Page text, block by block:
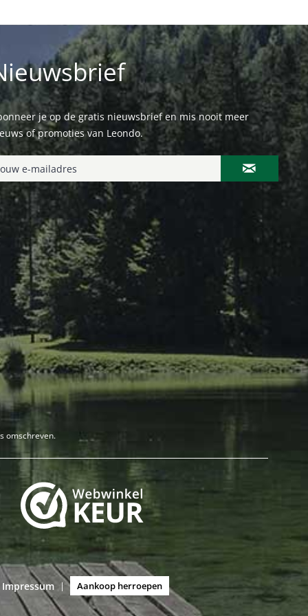
je op de gratis nieuwsbrief en mis nooit meer
of promoties van Leondo.
omschreven.
Impressum | Aankoop herroepen